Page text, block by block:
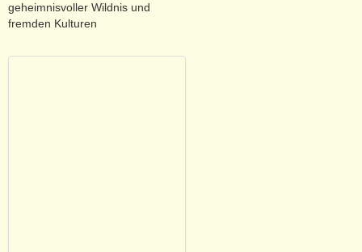
geheimnisvoller Wildnis und
fremden Kulturen